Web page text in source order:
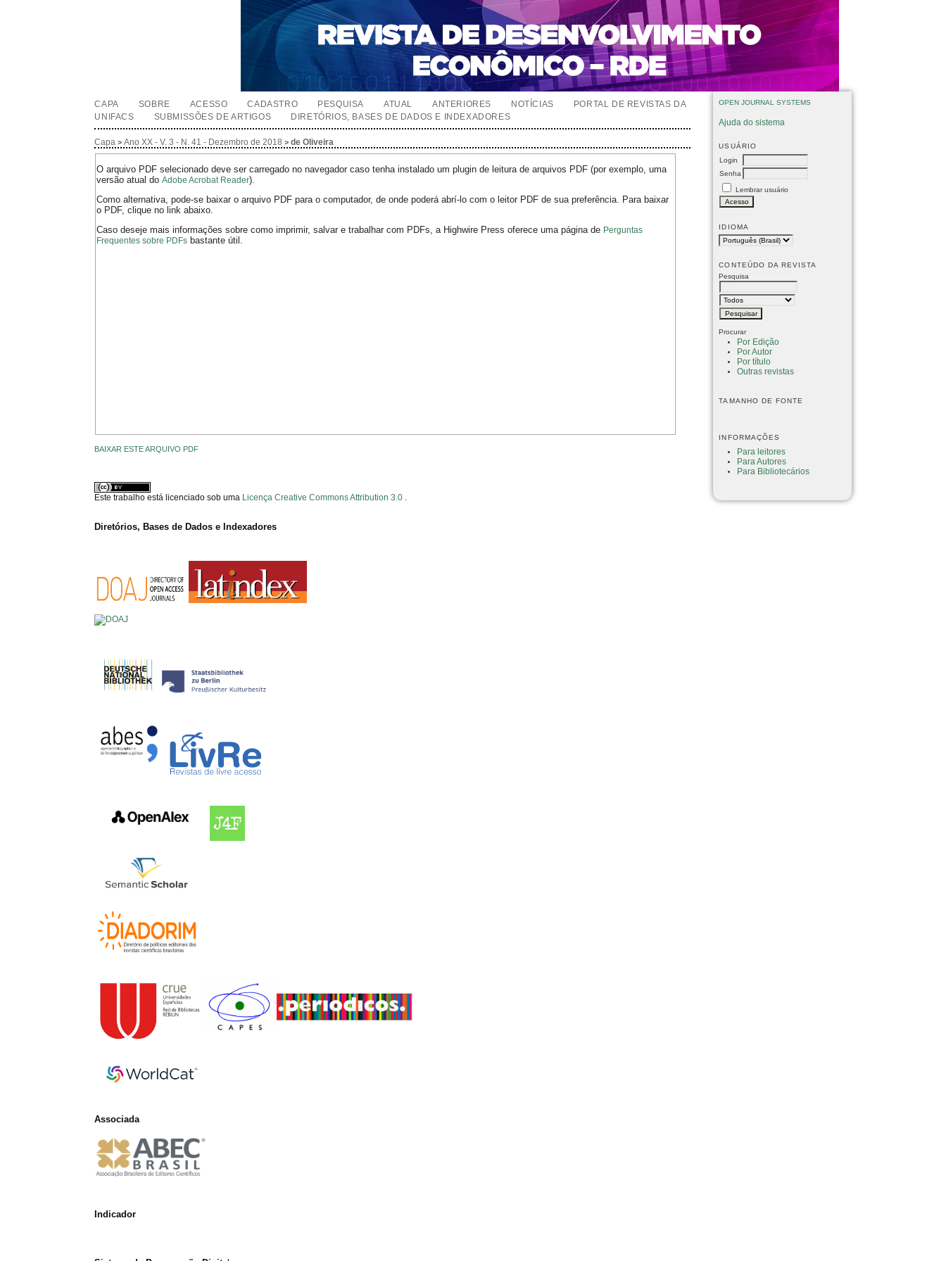
OPEN JOURNAL SYSTEMS
Ajuda do sistema
USUÁRIO
Login
Senha
Lembrar usuário
IDIOMA
CONTEÚDO DA REVISTA
Pesquisa
Procurar
Por Edição
Por Autor
Por título
Outras revistas
TAMANHO DE FONTE
INFORMAÇÕES
Para leitores
Para Autores
Para Bibliotecários
CAPA SOBRE ACESSO CADASTRO PESQUISA ATUAL ANTERIORES NOTÍCIAS
PORTAL DE REVISTAS DA
UNIFACS
SUBMISSÕES DE ARTIGOS DIRETÓRIOS, BASES DE DADOS E INDEXADORES
Capa >Ano XX - V. 3 - N. 41 - Dezembro de 2018 >de Oliveira
O arquivo PDF selecionado deve ser carregado no navegador caso tenha instalado um plugin de leitura de arquivos PDF (por exemplo, uma
versão atual doAdobe Acrobat Reader).
Como alternativa, pode-se baixar o arquivo PDF para o computador, de onde poderá abrí-lo com o leitor PDF de sua preferência. Para baixar
o PDF, clique no link abaixo.
Caso deseje mais informações sobre como imprimir, salvar e trabalhar com PDFs, a Highwire Press oferece uma página de Perguntas
Frequentes sobre PDFs bastante útil.
BAIXAR ESTE ARQUIVO PDF
Este trabalho está licenciado sob uma Licença Creative Commons Attribution 3.0 .
Diretórios, Bases de Dados e Indexadores
Associada
Indicador